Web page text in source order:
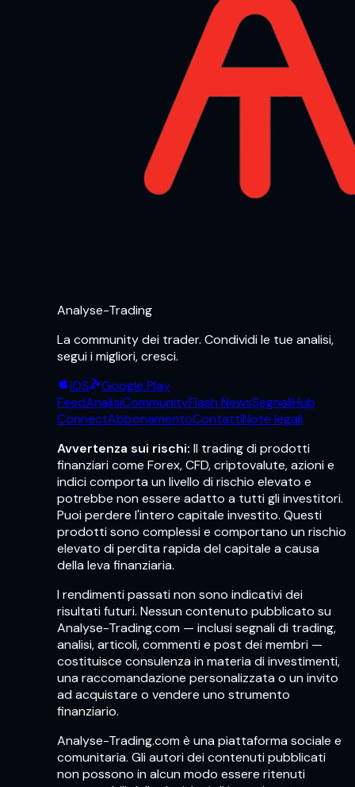
Analyse-Trading
La community dei trader. Condividi le tue analisi,
segui i migliori, cresci.
iOS
Google Play
FeedAnalisiCommunityFlash NewsSegnaliHub
ConnectAbbonamentoContattiNote legali
Avvertenza sui rischi: Il trading di prodotti
finanziari come Forex, CFD, criptovalute, azioni e
indici comporta un livello di rischio elevato e
potrebbe non essere adatto a tutti gli investitori.
Puoi perdere l'intero capitale investito. Questi
prodotti sono complessi e comportano un rischio
elevato di perdita rapida del capitale a causa
della leva finanziaria.
I rendimenti passati non sono indicativi dei
risultati futuri. Nessun contenuto pubblicato su
Analyse-Trading.com — inclusi segnali di trading,
analisi, articoli, commenti e post dei membri —
costituisce consulenza in materia di investimenti,
una raccomandazione personalizzata o un invito
ad acquistare o vendere uno strumento
finanziario.
Analyse-Trading.com è una piattaforma sociale e
comunitaria. Gli autori dei contenuti pubblicati
non possono in alcun modo essere ritenuti